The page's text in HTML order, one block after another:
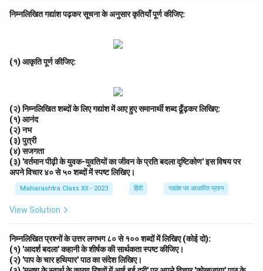
निम्नलिखित गद्यांश पढ़कर सूचना के अनुसार कृतियाँ पूर्ण कीजिए:
(१) आकृति पूर्ण कीजिए:
(२) निम्नलिखित शब्दों के लिए गद्यांश में आए हुए समानार्थी शब्द ढूँढ़कर लिखिए:
(१) आनंद
(२) नभ
(३) पुत्री
(४) सजगता
(३) 'वर्तमान पीढ़ी के युवक-युवतियों का जीवन के प्रति बदला दृष्टिकोण' इस विषय पर
अपने विचार ४० से ५० शब्दों में स्पष्ट लिखिए।
Maharashtra Class XII - 2023 हिंदी गद्यांश पर आधारित प्रश्न
View Solution
निम्नलिखित प्रश्नों के उत्तर लगभग ८० से १०० शब्दों में लिखिए (कोई दो):
(१) 'आदर्श बदला' कहानी के शीर्षक की सार्थकता स्पष्ट कीजिए।
(२) 'पाप के चार हथियार' पाठ का संदेश लिखिए।